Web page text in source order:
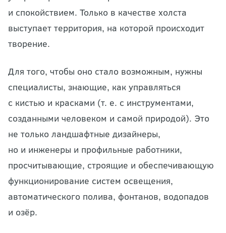
и спокойствием. Только в качестве холста
выступает территория, на которой происходит
творение.
Для того, чтобы оно стало возможным, нужны
специалисты, знающие, как управляться
с кистью и красками (т. е. с инструментами,
созданными человеком и самой природой). Это
не только ландшафтные дизайнеры,
но и инженеры и профильные работники,
просчитывающие, строящие и обеспечивающую
функционирование систем освещения,
автоматического полива, фонтанов, водопадов
и озёр.